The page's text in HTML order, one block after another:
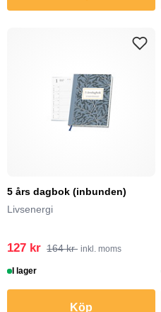
5 års dagbok (inbunden)
Livsenergi
127 kr 164 kr inkl. moms
I lager
Köp